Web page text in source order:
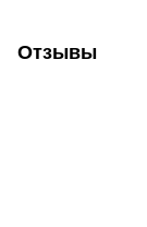
Отзывы